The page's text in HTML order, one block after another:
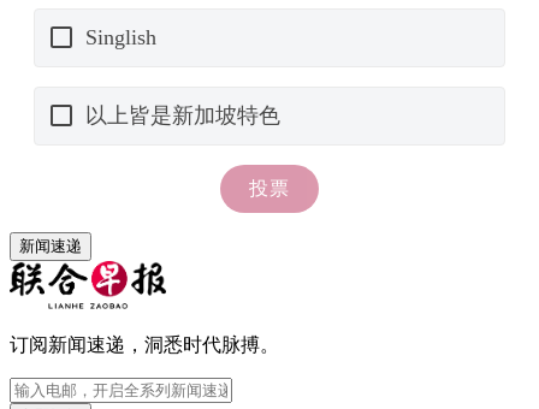
新闻速递
订阅新闻速递，洞悉时代脉搏。